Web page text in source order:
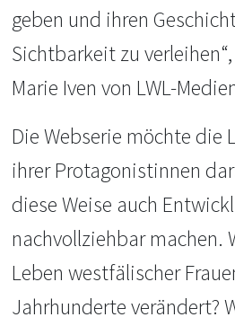
geben und ihren
Sichtbarkeit zu
Marie Iven von LWL-
Die Webserie möchte die
ihrer Protagonistinnen
diese Weise auch
nachvollziehbar machen.
Leben westfälischer
Jahrhunderte verändert?